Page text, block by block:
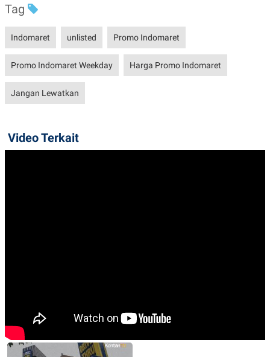
Tag
Indomaret unlisted Promo Indomaret
Promo Indomaret Weekday Harga Promo Indomaret
Jangan Lewatkan
Video Terkait